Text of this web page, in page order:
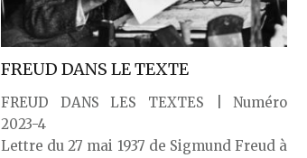
FREUD DANS LE TEXTE
FREUD DANS LES TEXTES | Numéro
2023-4
Lettre du 27 mai 1937 de Sigmund Freud à